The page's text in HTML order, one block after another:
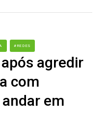
#REDES
agredir
com
em